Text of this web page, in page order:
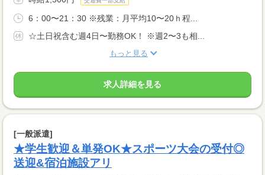
6：00〜21：30 ※残業：月平均10〜20ｈ程...
☆土日祝含む週4日〜勤務OK！ ※週2〜3も相...
もっと見る
求人詳細を見る
[一般派遣]
★学生歓迎＆単発OK★スポーツ大会の受付◎
送迎&宿泊施設アリ